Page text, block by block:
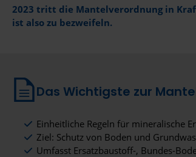
2023 tritt die Mantelverordnung in
ist also zu bezweifeln.
Das Wichtigste zur
Einheitliche Regeln für mineralische
Ziel: Schutz von Boden und
Umfasst Ersatzbaustoff-, Bundes-